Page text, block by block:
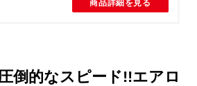
商品詳細を見る
倒的なスピード!!エアロ